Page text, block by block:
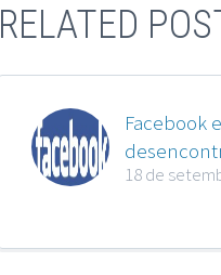
RELATED
Facebook
18 de